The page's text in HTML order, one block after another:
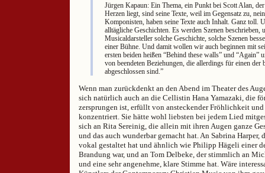
Jürgen Kapaun: Ein Thema, ein Punkt bei Scott Alan,
Herzen liegt, sind seine Texte, weil im Gegensatz zu,
Komponisten, haben seine Texte auch Inhalt. Ganz toll.
alltägliche Geschichten. Es werden Szenen beschrieben,
Musicaldarsteller solche Geschichte, solche Szenen
einer Bühne. Und damit wollen wir auch beginnen mit
ersten beiden heißen “Behind these walls” und “Again”
von beendeten Beziehungen, die allerdings für einen der
abgeschlossen sind.”
Wenn man zurückdenkt an den Abend im Theater des
sich natürlich auch an die Cellistin Hana Yamazaki, die
zersprungen ist, erfüllt von ansteckender Fröhlichkeit und
konzentriert. Sie hätte wohl liebsten bei jedem Lied
sich an Rita Sereinig, die allein mit ihren Augen ganze
und das auch wunderbar gemacht hat. An Sabrina Harper,
vokal gestaltet hat und ähnlich wie Philipp Hägeli einer
Brandung war, und an Tom Delbeke, der stimmlich an
und eine sehr angenehme, klare Stimme hat. Wäre